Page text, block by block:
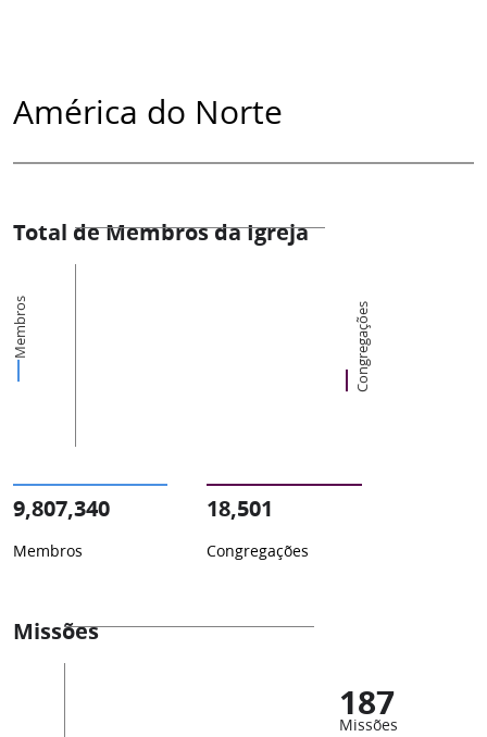
América do Norte
Total de Membros da Igreja
Membros Congregações
9,807,340
Membros
18,501
Congregações
Missões
187
Missões